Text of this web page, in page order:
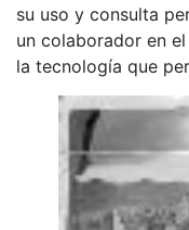
su uso y consulta
un colaborador en
la tecnología que